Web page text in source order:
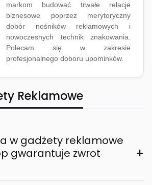
markom budować trwałe relacje
biznesowe poprzez merytoryczny
dobór nośników reklamowych i
nowoczesnych technik znakowania.
Polecam się w zakresie
profesjonalnego doboru upominków.
Reklamowe
w gadżety reklamowe
gwarantuje zwrot
+